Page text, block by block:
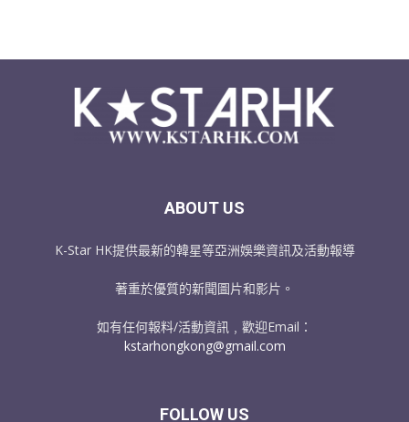
ABOUT US
K-Star HK提供最新的韓星等亞洲娛樂資訊及活動報導
著重於優質的新聞圖片和影片。
如有任何報料/活動資訊﹐歡迎Email：
kstarhongkong@gmail.com
FOLLOW US